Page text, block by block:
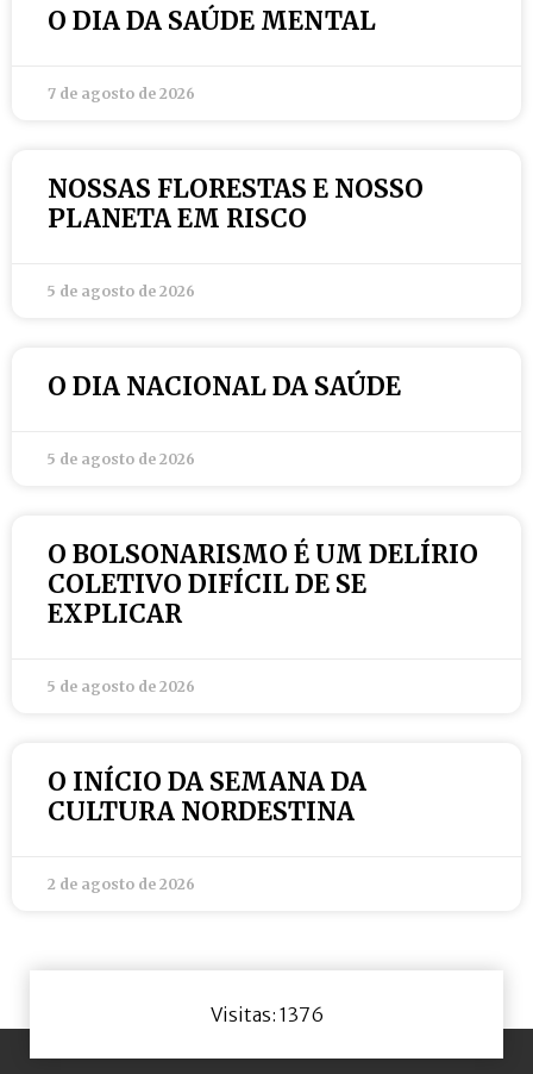
O DIA DA SAÚDE MENTAL
7 de agosto de 2026
NOSSAS FLORESTAS E NOSSO
PLANETA EM RISCO
5 de agosto de 2026
O DIA NACIONAL DA SAÚDE
5 de agosto de 2026
O BOLSONARISMO É UM DELÍRIO
COLETIVO DIFÍCIL DE SE
EXPLICAR
5 de agosto de 2026
O INÍCIO DA SEMANA DA
CULTURA NORDESTINA
2 de agosto de 2026
Visitas: 1376